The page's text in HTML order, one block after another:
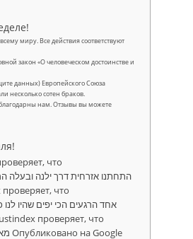
миру. Все действия соответствуют
закон «О человеческом достоинстве и
данных) Европейского Союза
несколько сотен браков.
нам. Отзывы вы можете